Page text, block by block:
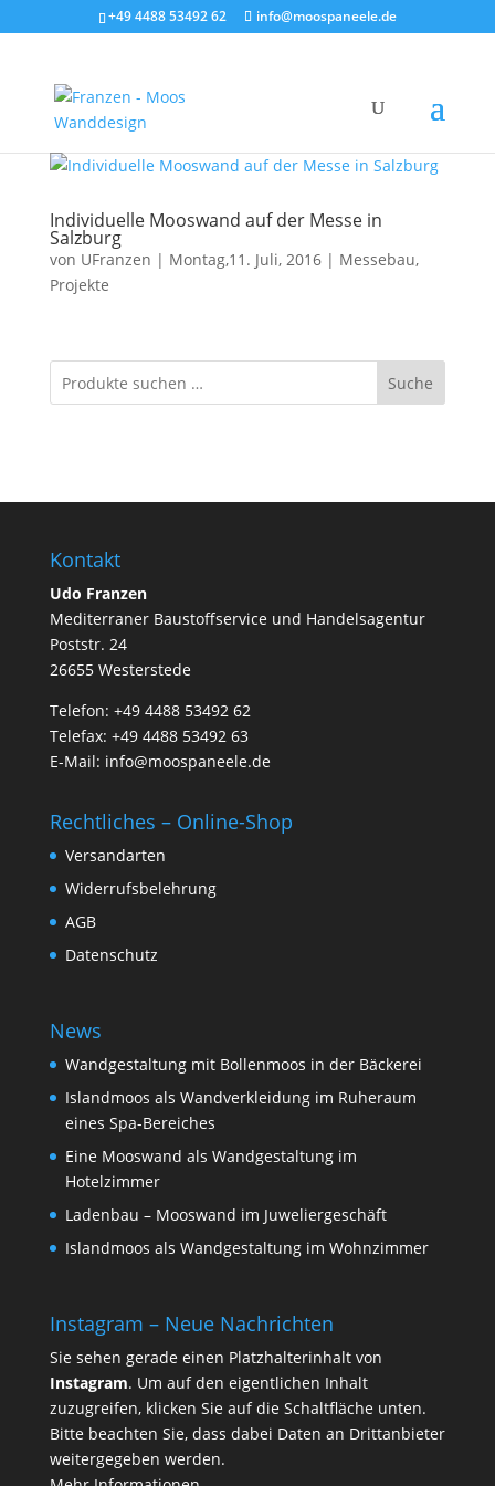
+49 4488 53492 62 info@moospaneele.de
Individuelle Mooswand auf der Messe in
Salzburg
von UFranzen | Montag,11. Juli, 2016| Messebau,
Projekte
Suche
Kontakt
Udo Franzen
Mediterraner Baustoffservice und Handelsagentur
Poststr. 24
26655 Westerstede
Telefon: +49 4488 53492 62
Telefax: +49 4488 53492 63
E-Mail: info@moospaneele.de
Rechtliches – Online-Shop
Versandarten
Widerrufsbelehrung
AGB
Datenschutz
News
Wandgestaltung mit Bollenmoos in der Bäckerei
Islandmoos als Wandverkleidung im Ruheraum
eines Spa-Bereiches
Eine Mooswand als Wandgestaltung im
Hotelzimmer
Ladenbau – Mooswand im Juweliergeschäft
Islandmoos als Wandgestaltung im Wohnzimmer
Instagram – Neue Nachrichten
Sie sehen gerade einen Platzhalterinhalt von
Instagram. Um auf den eigentlichen Inhalt
zuzugreifen, klicken Sie auf die Schaltfläche unten.
Bitte beachten Sie, dass dabei Daten an Drittanbieter
weitergegeben werden.